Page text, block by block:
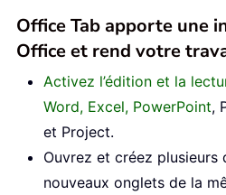
Office Tab apporte une
Office et rend votre
Activez l’édition et la
Word, Excel, PowerPoint,
et Project.
Ouvrez et créez plusieurs
nouveaux onglets de la